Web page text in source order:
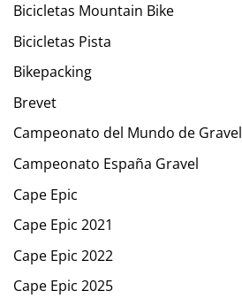
Bicicletas Mountain Bike
Bicicletas Pista
Bikepacking
Brevet
Campeonato del Mundo de Gravel
Campeonato España Gravel
Cape Epic
Cape Epic 2021
Cape Epic 2022
Cape Epic 2025